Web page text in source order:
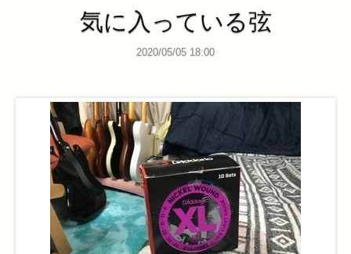
気に入っている弦
2020/05/05 18:00